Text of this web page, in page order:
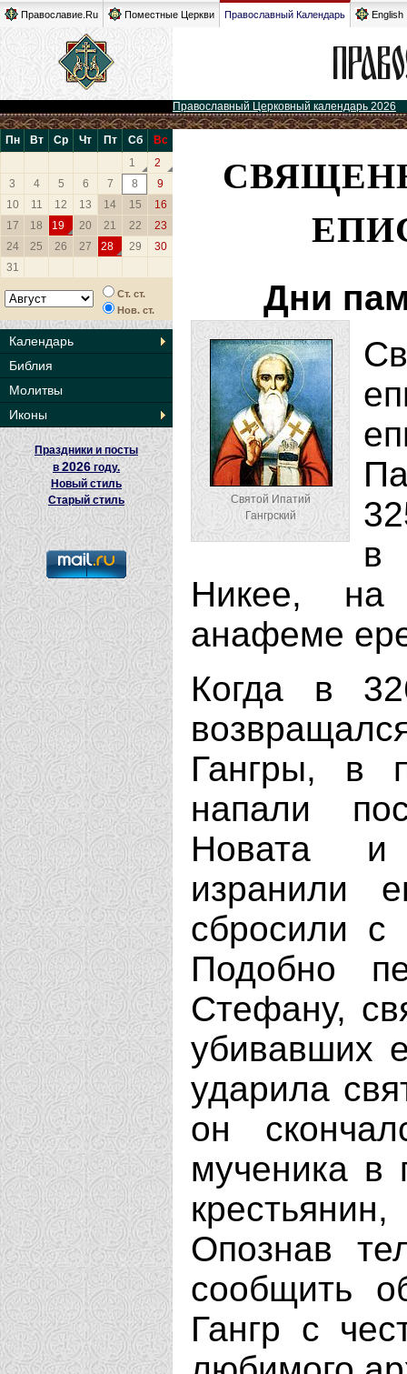
Православие.Ru Поместные Церкви Православный Календарь English
Православный Церковный календарь 2026
Пн Вт Ср Чт Пт Сб
Вс
1
2
3
4 5 6 7 8
9
10
11 12 13 14 15
16
17
18 19 20 21 22
23
24
25 26 27 28 29
30
31
Ст. ст.
Нов. ст.
Календарь
Библия
Молитвы
Иконы
Праздники и посты
в 2026 году.
Новый стиль
Старый стиль
Дни
Святой Ипатий
Гангрский
в
Никее, на
анафеме
Когда в
Гангры, в
напали
Новата и
изранили
сбросили с
Подобно
Стефану,
убивавших
ударила
он
мученика в
Опознав
сообщить
Гангр с